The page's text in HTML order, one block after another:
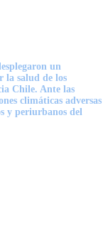
un
la salud de los
Chile. Ante las
climáticas adversas
y periurbanos del